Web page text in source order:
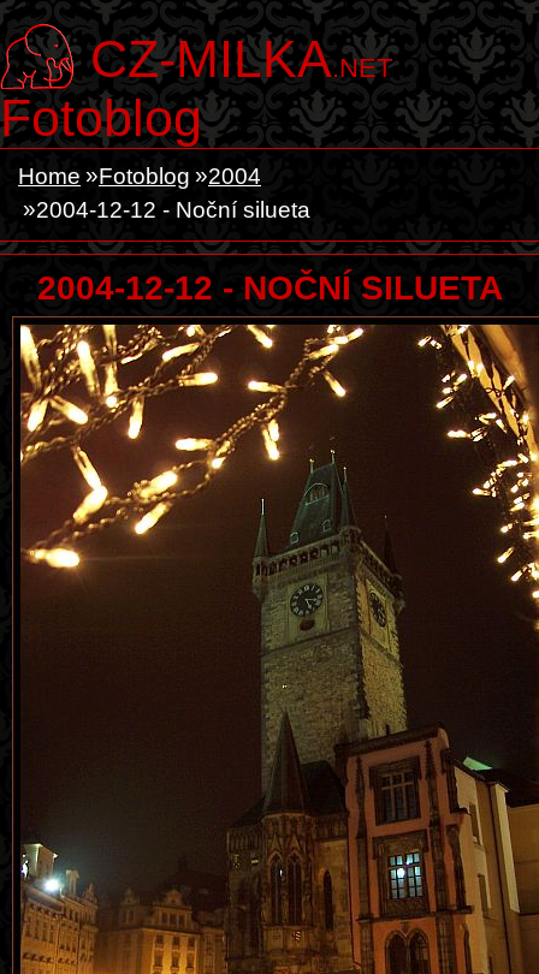
CZ-MILKA.NET
Fotoblog
Home Fotoblog
2004
2004-12-12 - Noční silueta
2004-12-12 - NOČNÍ SILUETA